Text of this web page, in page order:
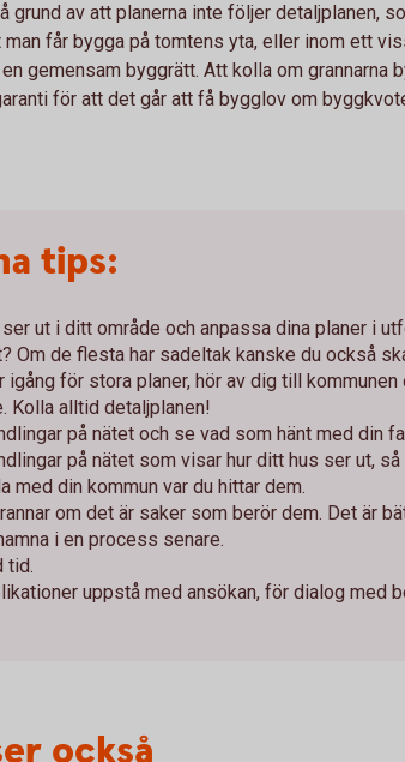
grund av att planerna inte följer detaljplanen,
får bygga på tomtens yta, eller inom ett
gemensam byggrätt. Att kolla om grannarna
för att det går att få bygglov om
tips:
ut i ditt område och anpassa dina planer i
Om de flesta har sadeltak kanske du också
igång för stora planer, hör av dig till
Kolla alltid detaljplanen!
på nätet och se vad som hänt med din
på nätet som visar hur ditt hus ser ut,
med din kommun var du hittar dem.
om det är saker som berör dem. Det är
i en process senare.
tid.
uppstå med ansökan, för dialog med